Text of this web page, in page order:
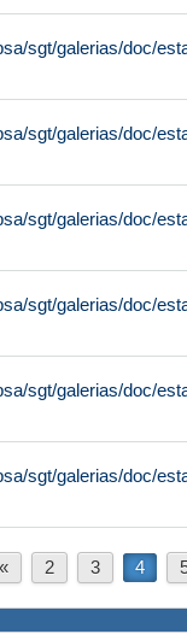
sgt/galerias/doc/
sgt/galerias/doc/
sgt/galerias/doc/
sgt/galerias/doc/
sgt/galerias/doc/
sgt/galerias/doc/
« 2 3 4